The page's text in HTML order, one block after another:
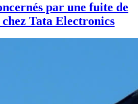
par une fuite de
chez Tata Electronics